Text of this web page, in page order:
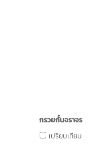
กรวยกั้นจราจร
เปรียบเทียบ